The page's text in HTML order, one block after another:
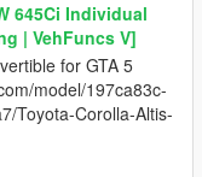
645Ci Individual
| VehFuncs V]
for GTA 5
model/197ca83c-
Toyota-Corolla-Altis-